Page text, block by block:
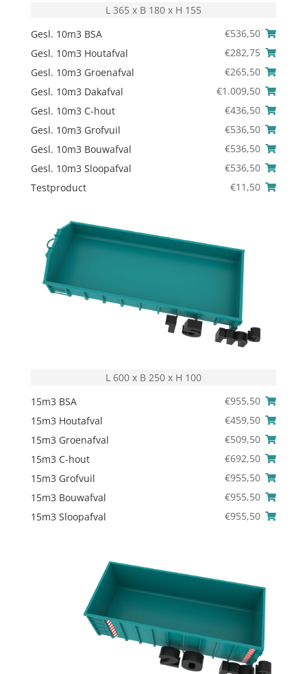
L 365 x B 180 x H 155
Gesl. 10m3 BSA
€536,50
Gesl. 10m3 Houtafval
€282,75
Gesl. 10m3 Groenafval
€265,50
Gesl. 10m3 Dakafval
€1.009,50
Gesl. 10m3 C-hout
€436,50
Gesl. 10m3 Grofvuil
€536,50
Gesl. 10m3 Bouwafval
€536,50
Gesl. 10m3 Sloopafval
€536,50
Testproduct
€11,50
L 600 x B 250 x H 100
15m3 BSA
€955,50
15m3 Houtafval
€459,50
15m3 Groenafval
€509,50
15m3 C-hout
€692,50
15m3 Grofvuil
€955,50
15m3 Bouwafval
€955,50
15m3 Sloopafval
€955,50